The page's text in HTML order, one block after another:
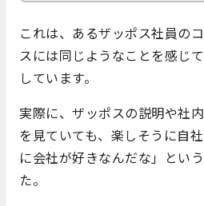
これは、あるザッポス社員の
スには同じようなことを感じ
しています。
実際に、ザッポスの説明や社
を見ていても、楽しそうに自
に会社が好きなんだな」とい
た。